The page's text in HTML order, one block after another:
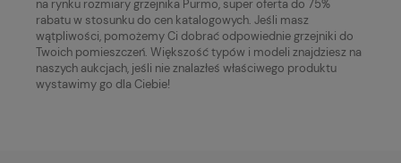
na rynku rozmiary grzejnika Purmo, super oferta do 75%
rabatu w stosunku do cen katalogowych. Jeśli masz
wątpliwości, pomożemy Ci dobrać odpowiednie grzejniki do
Twoich pomieszczeń. Większość typów i modeli znajdziesz na
naszych aukcjach, jeśli nie znalazłeś właściwego produktu
wystawimy go dla Ciebie!